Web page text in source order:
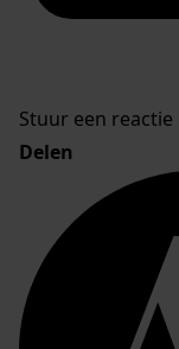
Stuur een
Delen